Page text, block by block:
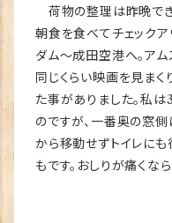
荷物の整理は昨晩でき
朝食を食べてチェック
ダム～成田空港へ。ア
同じくらい映画を見まく
た事がありました。私
のですが、一番奥の窓
から移動せずトイレにも
もです。おしりが痛くな